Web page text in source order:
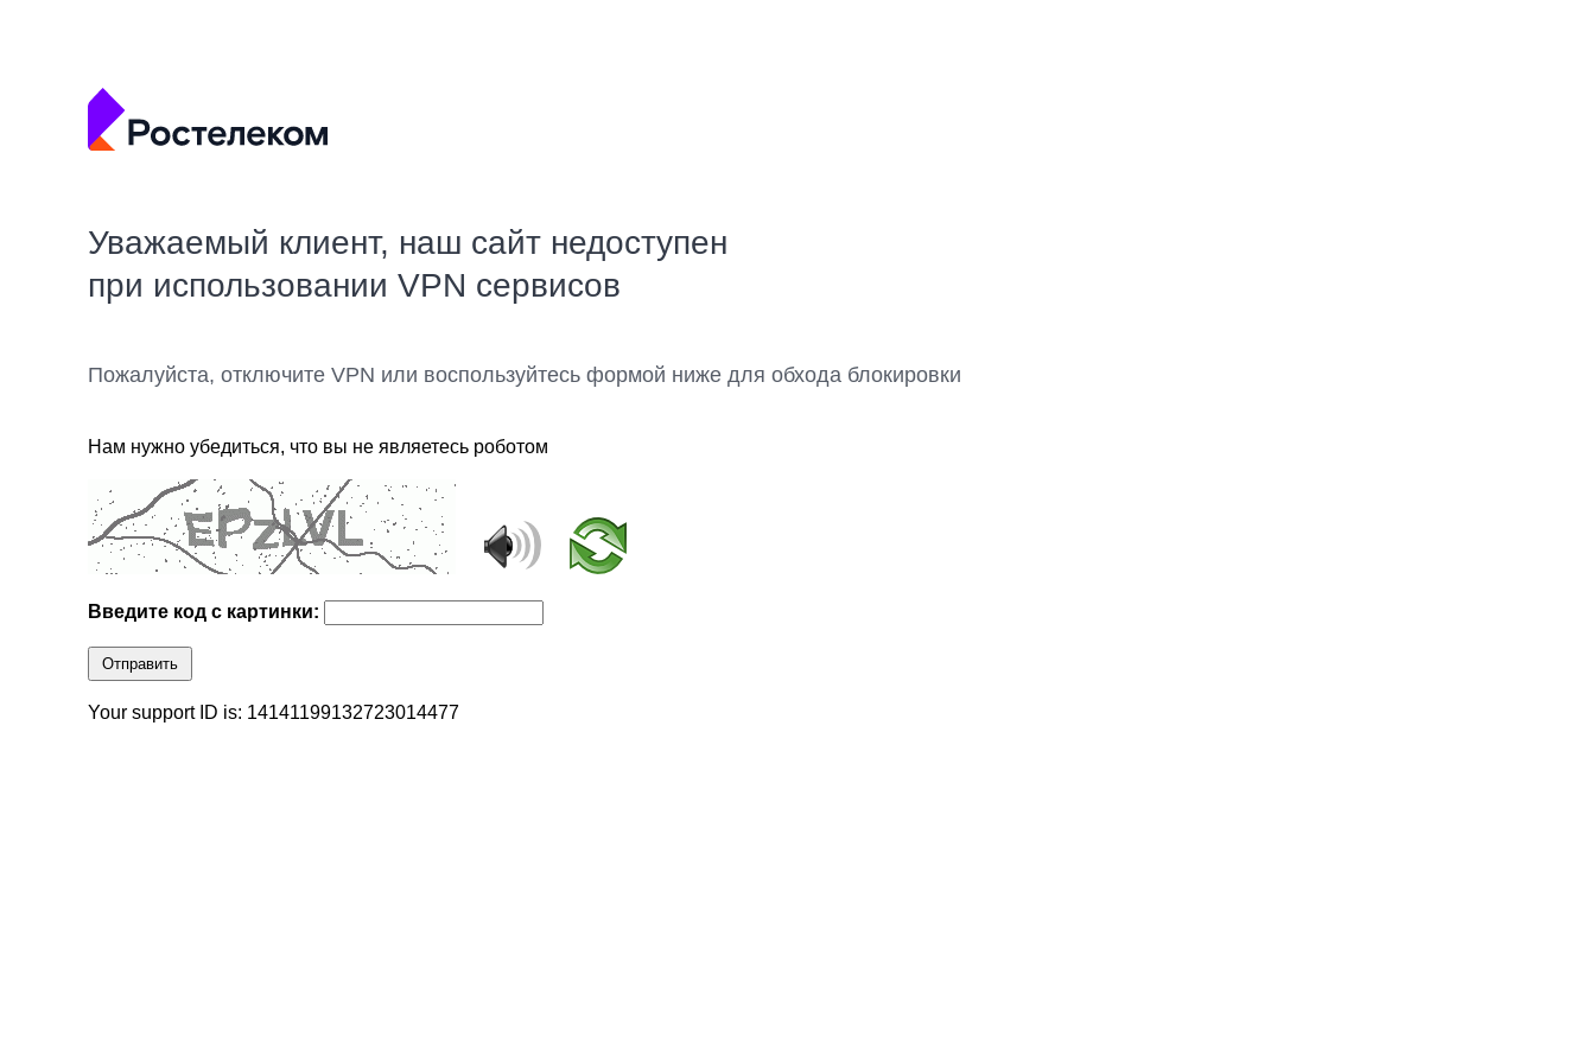
Уважаемый клиент, наш сайт недоступен
при использовании VPN сервисов
Пожалуйста, отключите VPN или воспользуйтесь формой ниже для обхода блокировки
Нам нужно убедиться, что вы не являетесь роботом
Введите код с картинки:
Отправить
Your support ID is: 14141199132723014477